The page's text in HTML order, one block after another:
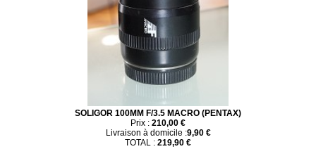
SOLIGOR 100MM F/3.5 MACRO (PENTAX)
Prix : 210,00 €
Livraison à domicile :9,90 €
TOTAL : 219,90 €